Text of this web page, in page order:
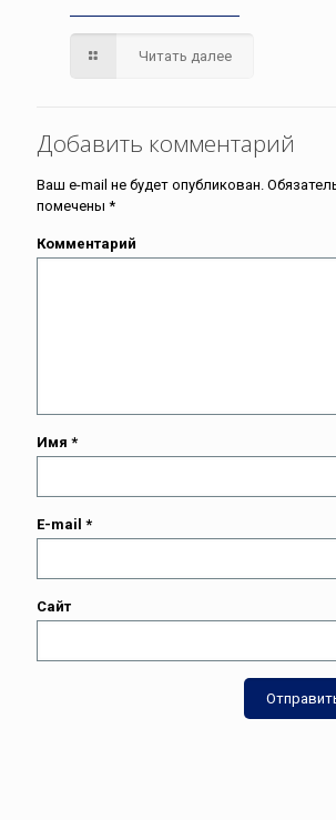
Читать далее
Добавить комментарий
Ваш e-mail не будет опубликован.
помечены *
Комментарий
Имя *
E-mail *
Сайт